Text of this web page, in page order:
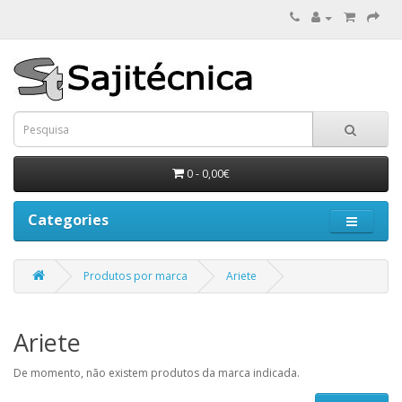
0 - 0,00€
Categories
Produtos por marca Ariete
Ariete
De momento, não existem produtos da marca indicada.